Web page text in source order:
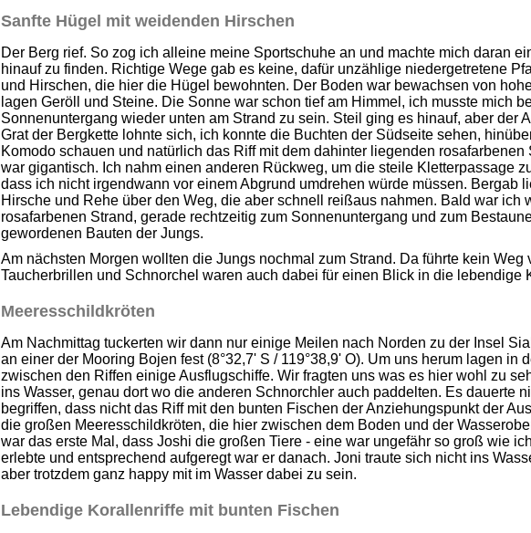
Sanfte Hügel mit weidenden Hirschen
Der Berg rief. So zog ich alleine meine Sportschuhe an und machte mich daran
hinauf zu finden. Richtige Wege gab es keine, dafür unzählige niedergetretene
und Hirschen, die hier die Hügel bewohnten. Der Boden war bewachsen von
lagen Geröll und Steine. Die Sonne war schon tief am Himmel, ich musste mich
Sonnenuntergang wieder unten am Strand zu sein. Steil ging es hinauf, aber der
Grat der Bergkette lohnte sich, ich konnte die Buchten der Südseite sehen,
Komodo schauen und natürlich das Riff mit dem dahinter liegenden rosafarbenen
war gigantisch. Ich nahm einen anderen Rückweg, um die steile Kletterpassage
dass ich nicht irgendwann vor einem Abgrund umdrehen würde müssen. Bergab
Hirsche und Rehe über den Weg, die aber schnell reißaus nahmen. Bald war ich
rosafarbenen Strand, gerade rechtzeitig zum Sonnenuntergang und zum
gewordenen Bauten der Jungs.
Am nächsten Morgen wollten die Jungs nochmal zum Strand. Da führte kein Weg
Taucherbrillen und Schnorchel waren auch dabei für einen Blick in die lebendige
Meeresschildkröten
Am Nachmittag tuckerten wir dann nur einige Meilen nach Norden zu der Insel
an einer der Mooring Bojen fest (8°32,7' S / 119°38,9' O). Um uns herum lagen in
zwischen den Riffen einige Ausflugschiffe. Wir fragten uns was es hier wohl zu
ins Wasser, genau dort wo die anderen Schnorchler auch paddelten. Es dauerte
begriffen, dass nicht das Riff mit den bunten Fischen der Anziehungspunkt der
die großen Meeresschildkröten, die hier zwischen dem Boden und der
war das erste Mal, dass Joshi die großen Tiere - eine war ungefähr so groß wie
erlebte und entsprechend aufgeregt war er danach. Joni traute sich nicht ins
aber trotzdem ganz happy mit im Wasser dabei zu sein.
Lebendige Korallenriffe mit bunten Fischen